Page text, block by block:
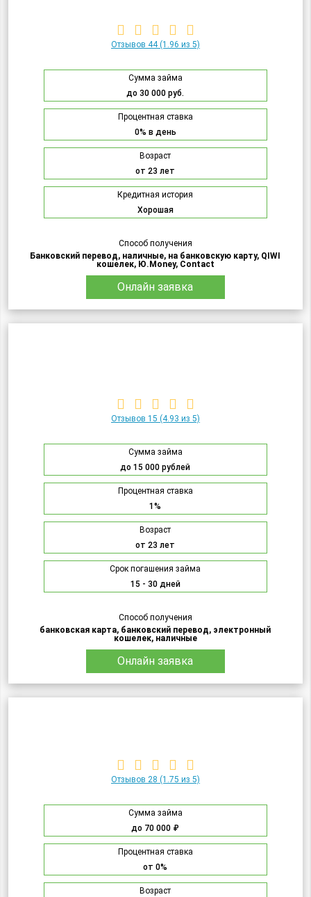
Отзывов 44(1.96 из 5)
Сумма займа
до 30 000 руб.
Процентная ставка
0% в день
Возраст
от 23 лет
Кредитная история
Хорошая
Способ получения
Банковский перевод, наличные, на банковскую карту, QIWI
кошелек, Ю.Money, Contact
Онлайн заявка
Отзывов 15 (4.93 из 5)
Сумма займа
до 15 000 рублей
Процентная ставка
1%
Возраст
от 23 лет
Срок погашения займа
15 - 30 дней
Способ получения
банковская карта, банковский перевод, электронный
кошелек, наличные
Онлайн заявка
Отзывов 28 (1.75 из 5)
Сумма займа
до 70 000 ₽
Процентная ставка
от 0%
Возраст